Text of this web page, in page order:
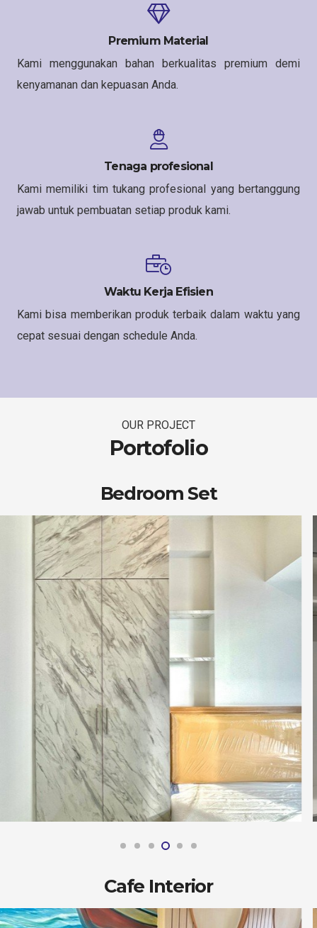
Premium Material
Kami menggunakan bahan berkualitas premium demi
kenyamanan dan kepuasan Anda.
Tenaga profesional
Kami memiliki tim tukang profesional yang bertanggung
jawab untuk pembuatan setiap produk kami.
Waktu Kerja Efisien
Kami bisa memberikan produk terbaik dalam waktu yang
cepat sesuai dengan schedule Anda.
OUR PROJECT
Portofolio
Bedroom Set
Cafe Interior